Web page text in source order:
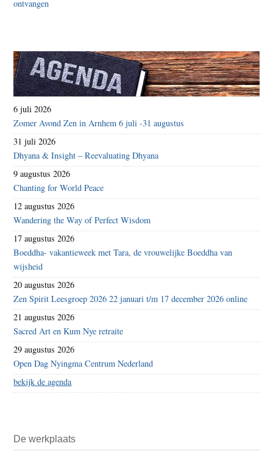
6 juli 2026
Zomer Avond Zen in Arnhem 6 juli -31 augustus
31 juli 2026
Dhyana & Insight – Reevaluating Dhyana
9 augustus 2026
Chanting for World Peace
12 augustus 2026
Wandering the Way of Perfect Wisdom
17 augustus 2026
Boeddha- vakantieweek met Tara, de vrouwelijke Boeddha van
wijsheid
20 augustus 2026
Zen Spirit Leesgroep 2026 22 januari t/m 17 december 2026 online
21 augustus 2026
Sacred Art en Kum Nye retraite
29 augustus 2026
Open Dag Nyingma Centrum Nederland
bekijk de agenda
De werkplaats